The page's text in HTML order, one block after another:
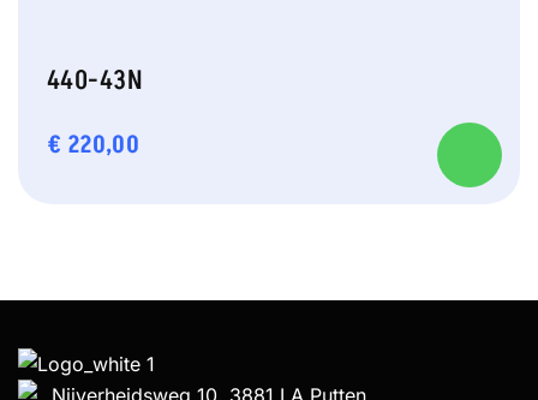
440-43N
€ 220,00
Nijverheidsweg 10, 3881 LA Putten